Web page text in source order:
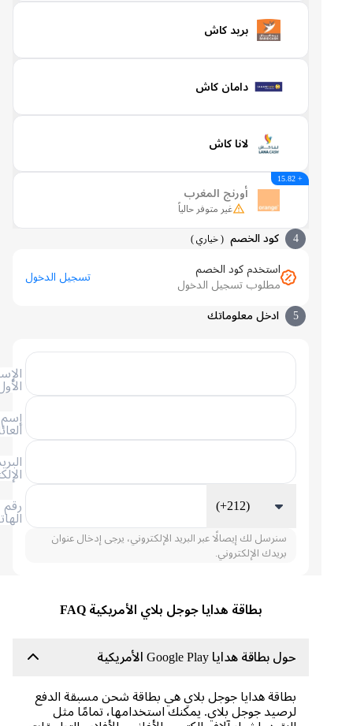
بريد كاش
دامان كاش
لانا كاش
أورنج المغرب
غير متوفر حالياً
كود الخصم (خياري )
استخدم كود الخصم
مطلوب تسجيل الدخول
تسجيل الدخول
ادخل معلوماتك
العائلة
الإلكتروني
الهاتف
(+212)
سنرسل لك إيصالًا عبر البريد الإلكتروني، يرجى إدخال عنوان
بريدك الإلكتروني.
بطاقة هدايا جوجل بلاي الأمريكية FAQ
حول بطاقة هدايا Google Play الأمريكية
بطاقة هدايا جوجل بلاي هي بطاقة شحن مسبقة الدفع
لرصيد جوجل بلاي. يمكنك استخدامها، تمامًا مثل